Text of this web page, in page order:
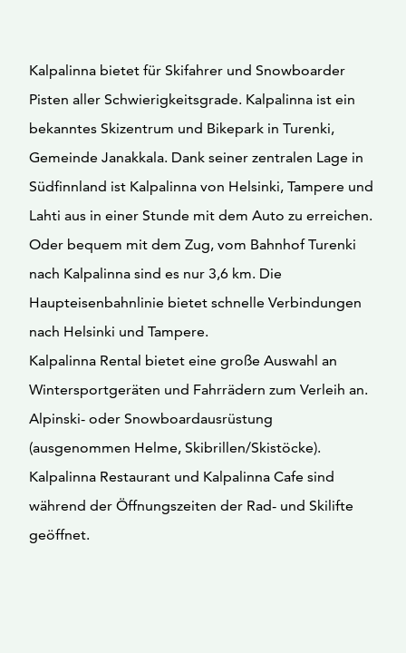
Kalpalinna bietet für Skifahrer und Snowboarder
Pisten aller Schwierigkeitsgrade. Kalpalinna ist ein
bekanntes Skizentrum und Bikepark in Turenki,
Gemeinde Janakkala. Dank seiner zentralen Lage in
Südfinnland ist Kalpalinna von Helsinki, Tampere und
Lahti aus in einer Stunde mit dem Auto zu erreichen.
Oder bequem mit dem Zug, vom Bahnhof Turenki
nach Kalpalinna sind es nur 3,6 km. Die
Haupteisenbahnlinie bietet schnelle Verbindungen
nach Helsinki und Tampere.
Kalpalinna Rental bietet eine große Auswahl an
Wintersportgeräten und Fahrrädern zum Verleih an.
Alpinski- oder Snowboardausrüstung
(ausgenommen Helme, Skibrillen/Skistöcke).
Kalpalinna Restaurant und Kalpalinna Cafe sind
während der Öffnungszeiten der Rad- und Skilifte
geöffnet.